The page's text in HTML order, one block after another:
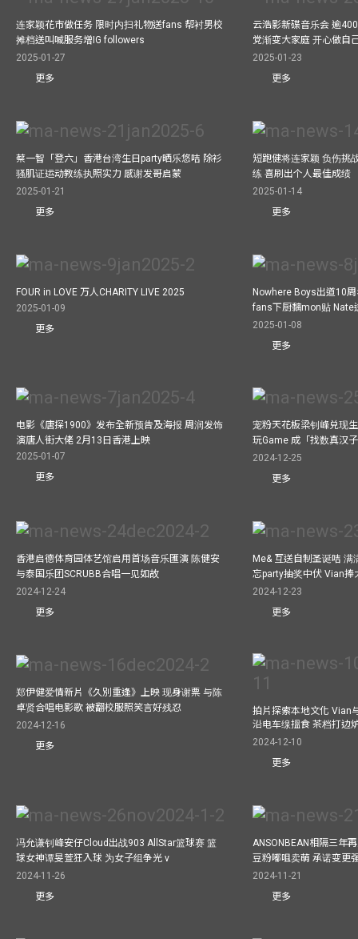
连家颖花市做任务 限时内扫礼物送fans 帮衬男校
摊档送叫喊服务增IG followers
2025-01-27
更多
云浩影新碟音乐会 逾
党渐变大家庭 开心做自
2025-01-23
更多
蔡一智「登六」香港台湾生日party晒乐悠咭 除衫
骚肌证运动教练执照实力 感谢发哥启蒙
2025-01-21
更多
短跑健将连家颖 负伤挑
练 喜刷出个人最佳成绩
2025-01-14
更多
FOUR in LOVE 万人CHARITY LIVE 2025
2025-01-09
更多
Nowhere Boys出道10
fans下厨黐mon贴 Nate
2025-01-08
更多
电影《唐探1900》发布全新预告及海报 周润发饰
演唐人街大佬 2月13日香港上映
2025-01-07
更多
宠粉天花板梁钊峰兑现
玩Game 成「找数真汉
2024-12-25
更多
香港启德体育园体艺馆启用首场音乐匯演 陈健安
与泰国乐团SCRUBB合唱一见如故
2024-12-24
更多
Me& 互送自制圣诞咭
忘party抽奖中伏 Vian捧
2024-12-23
更多
郑伊健爱情新片《久別重逢》上映 现身谢票 与陈
卓贤合唱电影歌 被翻校服照笑言好残忍
2024-12-16
更多
拍片探索本地文化 Vian
沿电车缐搵食 茶档打边
2024-12-10
更多
冯允谦钊峰安仔Cloud出战903 AllStar篮球赛 篮
球女神谭旻萱狂入球 为女子组争光 v
2024-11-26
更多
ANSONBEAN相隔三年
豆粉嘟咀卖萌 承诺变更
2024-11-21
更多